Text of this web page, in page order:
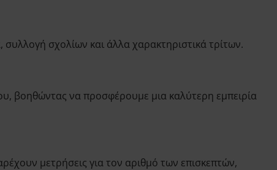
σχολίων και άλλα χαρακτηριστικά τρίτων.
βοηθώντας να προσφέρουμε μια καλύτερη εμπειρία
μετρήσεις για τον αριθμό των επισκεπτών,